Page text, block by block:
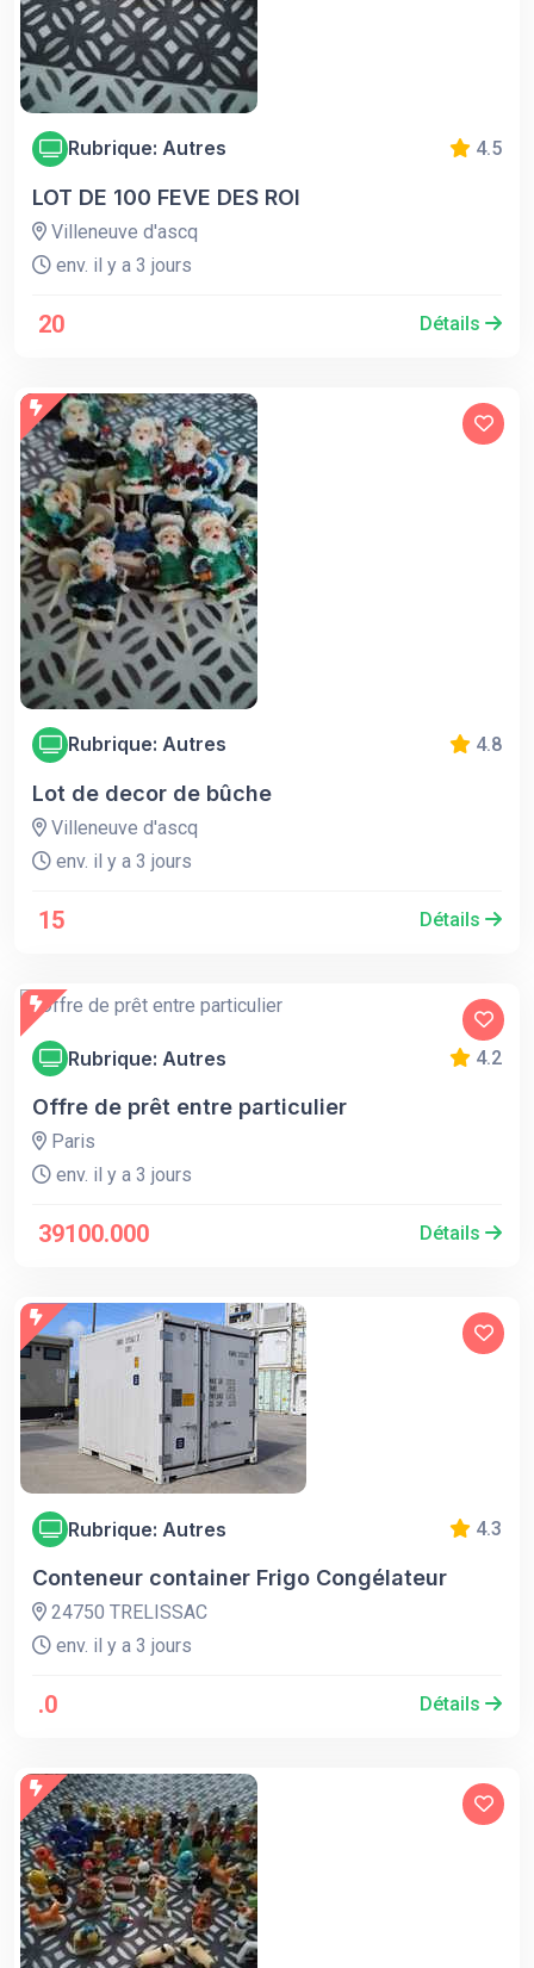
Rubrique: Autres 4.5
LOT DE 100 FEVE DES ROI
Villeneuve d'ascq
env. il y a 3 jours
20 Détails
Rubrique: Autres 4.8
Lot de decor de bûche
Villeneuve d'ascq
env. il y a 3 jours
15 Détails
Rubrique: Autres 4.2
Offre de prêt entre particulier
Paris
env. il y a 3 jours
39100.000 Détails
Rubrique: Autres 4.3
Conteneur container Frigo Congélateur
24750 TRELISSAC
env. il y a 3 jours
.0 Détails